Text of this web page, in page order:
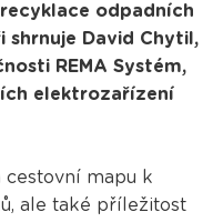
odpadních
David Chytil,
REMA Systém,
elektrozařízení
cestovní mapu k
ale také příležitost